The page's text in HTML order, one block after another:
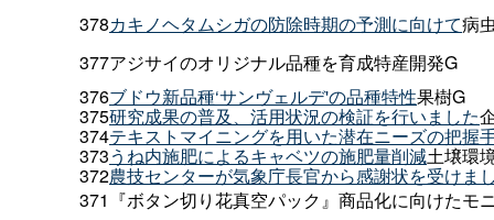
378カキノヘタムシガの防除時期の予測に向けて病
377アジサイのオリジナル品種を育成特産開発G
376ブドウ新品種‘サンヴェルデ'の品種特性果樹G
375研究成果の普及、活用状況の検証を行いました
374テキストマイニングを用いた潜在ニーズの把握
373うね内施肥によるキャベツの施肥量削減土壌環
372農技センターが気象庁長官から感謝状を受けま
371『ボタン切り花真空パック』商品化に向けたモ